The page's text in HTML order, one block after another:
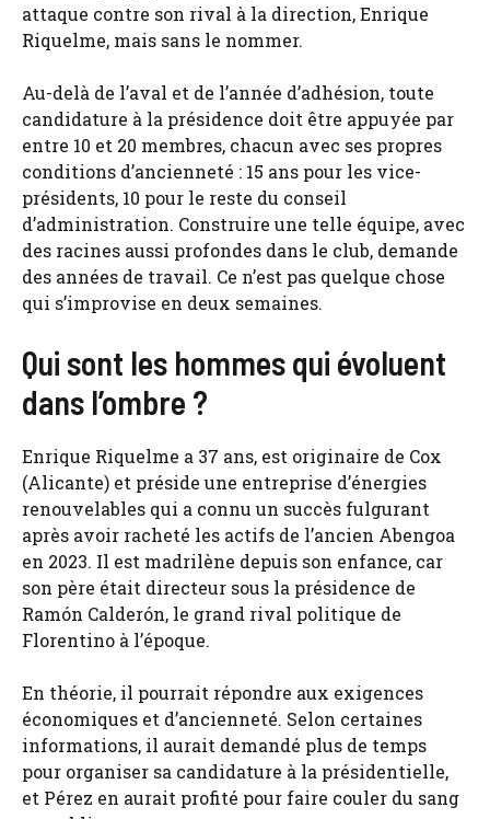
attaque contre son rival à la direction, Enrique
Riquelme, mais sans le nommer.
Au-delà de l’aval et de l’année d’adhésion, toute
candidature à la présidence doit être appuyée par
entre 10 et 20 membres, chacun avec ses propres
conditions d’ancienneté : 15 ans pour les vice-
présidents, 10 pour le reste du conseil
d’administration. Construire une telle équipe, avec
des racines aussi profondes dans le club, demande
des années de travail. Ce n’est pas quelque chose
qui s’improvise en deux semaines.
Qui sont les hommes qui évoluent
dans l’ombre ?
Enrique Riquelme a 37 ans, est originaire de Cox
(Alicante) et préside une entreprise d’énergies
renouvelables qui a connu un succès fulgurant
après avoir racheté les actifs de l’ancien Abengoa
en 2023. Il est madrilène depuis son enfance, car
son père était directeur sous la présidence de
Ramón Calderón, le grand rival politique de
Florentino à l’époque.
En théorie, il pourrait répondre aux exigences
économiques et d’ancienneté. Selon certaines
informations, il aurait demandé plus de temps
pour organiser sa candidature à la présidentielle,
et Pérez en aurait profité pour faire couler du sang